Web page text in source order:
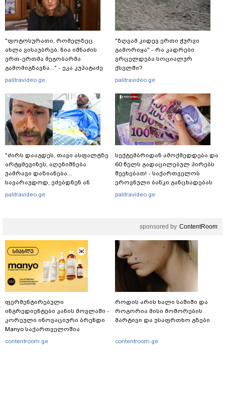
"ფოტოსურათი, რომელზეც
ახლა ვისაუბრებ, ნია იმნაძის
ერთ-ერთმა მეგობარმა
გამომიგზავნა..." - ეკა კუპატაძე
palitravideo.ge
"ძირს დააგდეს, თავი ასფალტზე
არტყმევინეს, აღენიშნება
უამრავი დაზიანება...
სავარაუდოდ, ეძებდნენ ან
დებდნენ ნარკოტიკს" - რას
palitravideo.ge
"ზღვამ კიდევ ერთი ჭურვი
გამორიყა" - რა კადრები
ვრცელდება სოციალურ
ქსელში?
palitravideo.ge
სექტემბრიდან ამოქმედდება და
60 წელს გადაცილებულ პირებს
შეეხებათ! - საქართველოს
ეროვნული ბანკი განცხადებას
ავრცელებს
palitravideo.ge
sponsored by ContentRoom
ფერმენტირებული
ინგრედიენტები კანის მოვლაში -
კორეული ინოვაციური ბრენდი
Manyo საქართველოშია
contentroom.ge
როდის არის ხალი საშიში და
როგორია მისი მოშორების
მარტივი და უსაფრთხო გზები
contentroom.ge